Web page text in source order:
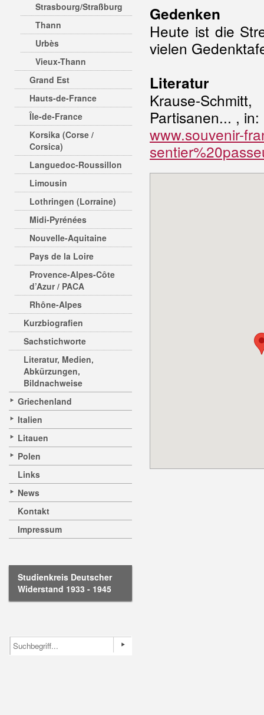
Strasbourg/Straßburg
Thann
Urbès
Vieux-Thann
Grand Est
Hauts-de-France
Île-de-France
Korsika (Corse /
Corsica)
Languedoc-Roussillon
Limousin
Lothringen (Lorraine)
Midi-Pyrénées
Nouvelle-Aquitaine
Pays de la Loire
Provence-Alpes-Côte
d’Azur / PACA
Rhône-Alpes
Kurzbiografien
Sachstichworte
Literatur, Medien,
Abkürzungen,
Bildnachweise
Griechenland
Italien
Litauen
Polen
Links
News
Kontakt
Impressum
Studienkreis Deutscher
Widerstand 1933 - 1945
Gedenken
Heute ist die
vielen
Literatur
Krause-
Partisanen... ,
www.souvenir-